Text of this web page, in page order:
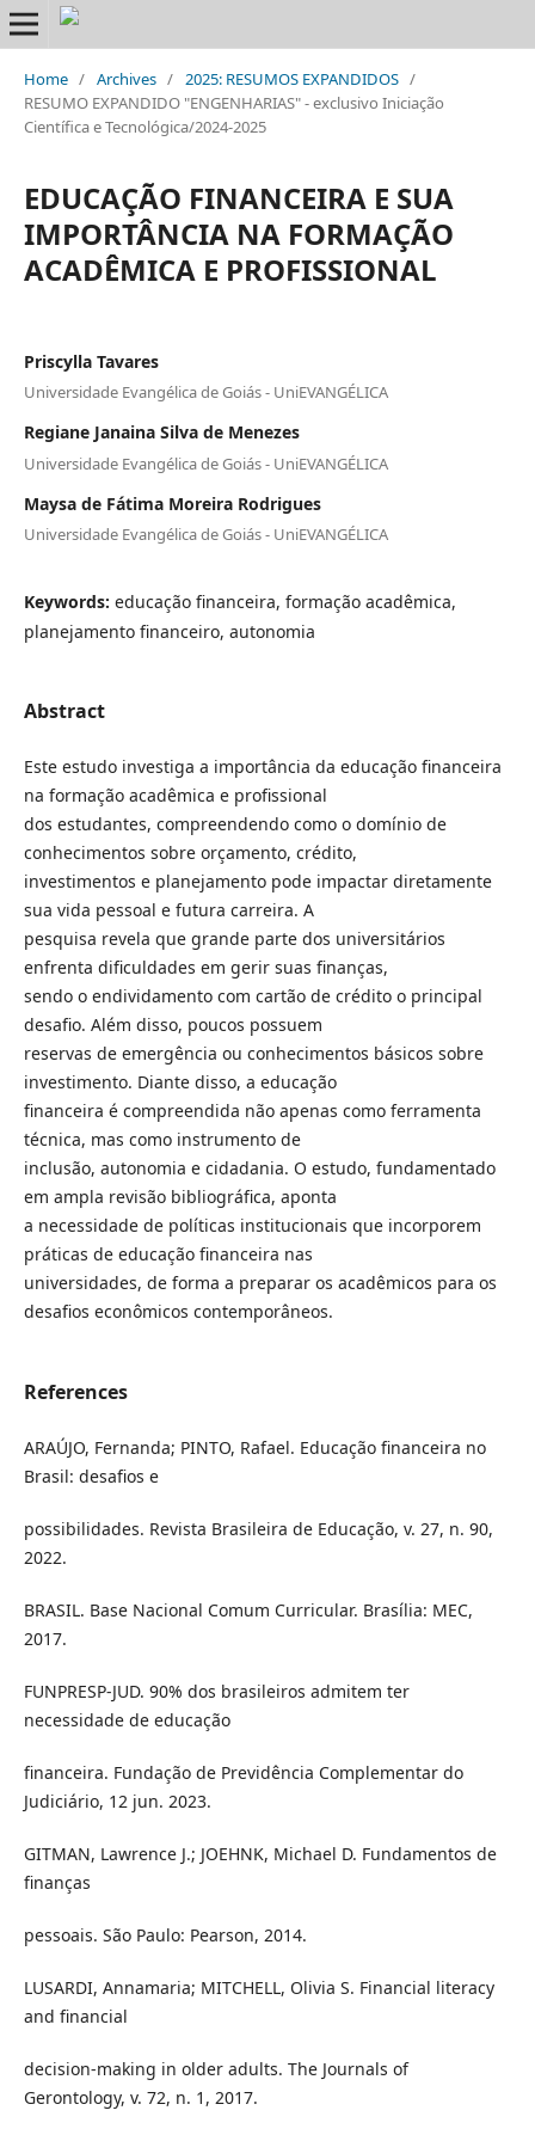
Home / Archives / 2025: RESUMOS EXPANDIDOS /
RESUMO EXPANDIDO "ENGENHARIAS" - exclusivo Iniciação
Científica e Tecnológica/2024-2025
EDUCAÇÃO FINANCEIRA E SUA
IMPORTÂNCIA NA FORMAÇÃO
ACADÊMICA E PROFISSIONAL
Priscylla Tavares
Universidade Evangélica de Goiás - UniEVANGÉLICA
Regiane Janaina Silva de Menezes
Universidade Evangélica de Goiás - UniEVANGÉLICA
Maysa de Fátima Moreira Rodrigues
Universidade Evangélica de Goiás - UniEVANGÉLICA
Keywords: educação financeira, formação acadêmica,
planejamento financeiro, autonomia
Abstract
Este estudo investiga a importância da educação financeira
na formação acadêmica e profissional
dos estudantes, compreendendo como o domínio de
conhecimentos sobre orçamento, crédito,
investimentos e planejamento pode impactar diretamente
sua vida pessoal e futura carreira. A
pesquisa revela que grande parte dos universitários
enfrenta dificuldades em gerir suas finanças,
sendo o endividamento com cartão de crédito o principal
desafio. Além disso, poucos possuem
reservas de emergência ou conhecimentos básicos sobre
investimento. Diante disso, a educação
financeira é compreendida não apenas como ferramenta
técnica, mas como instrumento de
inclusão, autonomia e cidadania. O estudo, fundamentado
em ampla revisão bibliográfica, aponta
a necessidade de políticas institucionais que incorporem
práticas de educação financeira nas
universidades, de forma a preparar os acadêmicos para os
desafios econômicos contemporâneos.
References
ARAÚJO, Fernanda; PINTO, Rafael. Educação financeira no
Brasil: desafios e
possibilidades. Revista Brasileira de Educação, v. 27, n. 90,
2022.
BRASIL. Base Nacional Comum Curricular. Brasília: MEC,
2017.
FUNPRESP-JUD. 90% dos brasileiros admitem ter
necessidade de educação
financeira. Fundação de Previdência Complementar do
Judiciário, 12 jun. 2023.
GITMAN, Lawrence J.; JOEHNK, Michael D. Fundamentos de
finanças
pessoais. São Paulo: Pearson, 2014.
LUSARDI, Annamaria; MITCHELL, Olivia S. Financial literacy
and financial
decision-making in older adults. The Journals of
Gerontology, v. 72, n. 1, 2017.